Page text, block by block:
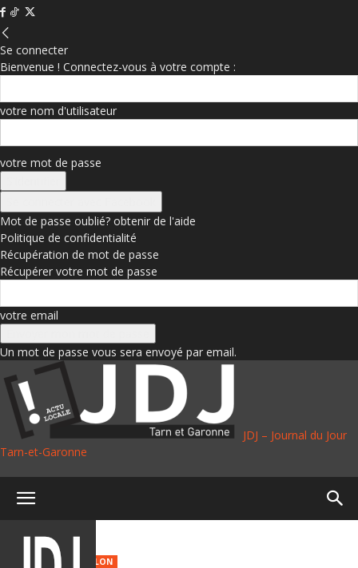
Se connecter
Bienvenue ! Connectez-vous à votre compte :
votre nom d'utilisateur
votre mot de passe
Mot de passe oublié? obtenir de l'aide
Politique de confidentialité
Récupération de mot de passe
Récupérer votre mot de passe
votre email
Un mot de passe vous sera envoyé par email.
JDJ – Journal du Jour
Tarn-et-Garonne
Accueil Sport
TRIATHLON